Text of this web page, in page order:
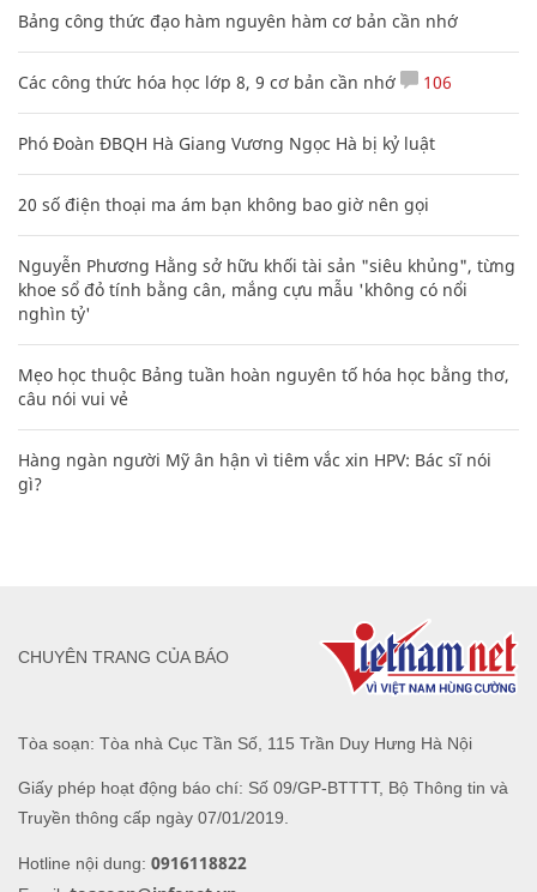
Bảng công thức đạo hàm nguyên hàm cơ bản cần nhớ
Các công thức hóa học lớp 8, 9 cơ bản cần nhớ 106
Phó Đoàn ĐBQH Hà Giang Vương Ngọc Hà bị kỷ luật
20 số điện thoại ma ám bạn không bao giờ nên gọi
Nguyễn Phương Hằng sở hữu khối tài sản "siêu khủng", từng
khoe sổ đỏ tính bằng cân, mắng cựu mẫu 'không có nổi
nghìn tỷ'
Mẹo học thuộc Bảng tuần hoàn nguyên tố hóa học bằng thơ,
câu nói vui vẻ
Hàng ngàn người Mỹ ân hận vì tiêm vắc xin HPV: Bác sĩ nói
gì?
Tòa soạn: Tòa nhà Cục Tần Số, 115 Trần Duy Hưng Hà Nội
Giấy phép hoạt động báo chí: Số 09/GP-BTTTT, Bộ Thông tin và
Truyền thông cấp ngày 07/01/2019.
Hotline nội dung: 0916118822
CHUYÊN TRANG CỦA BÁO